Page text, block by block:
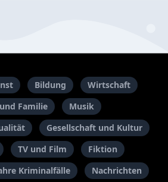
Bildung
Wirtschaft
Familie
Musik
Gesellschaft und Kultur
TV und Film
Fiktion
Kriminalfälle Nachrichten